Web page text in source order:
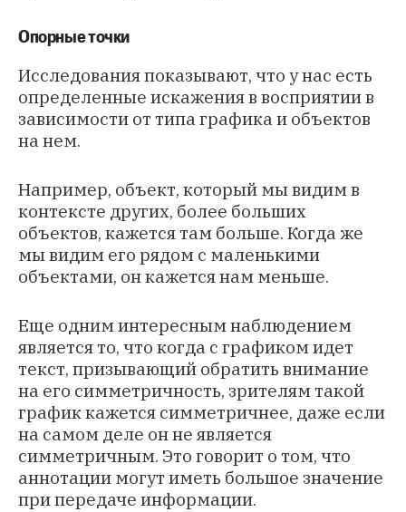
Опорные точки
Исследования показывают, что у нас есть
определенные искажения в восприятии в
зависимости от типа графика и объектов
на нем.
Например, объект, который мы видим в
контексте других, более больших
объектов, кажется там больше. Когда же
мы видим его рядом с маленькими
объектами, он кажется нам меньше.
Еще одним интересным наблюдением
является то, что когда с графиком идет
текст, призывающий обратить внимание
на его симметричность, зрителям такой
график кажется симметричнее, даже если
на самом деле он не является
симметричным. Это говорит о том, что
аннотации могут иметь большое значение
при передаче информации.